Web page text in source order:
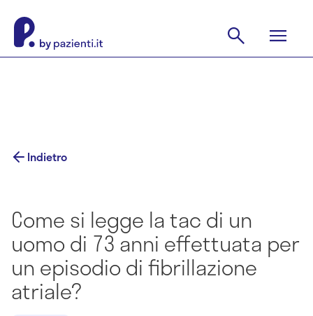
Indietro
Come si legge la tac di un
uomo di 73 anni effettuata per
un episodio di fibrillazione
atriale?